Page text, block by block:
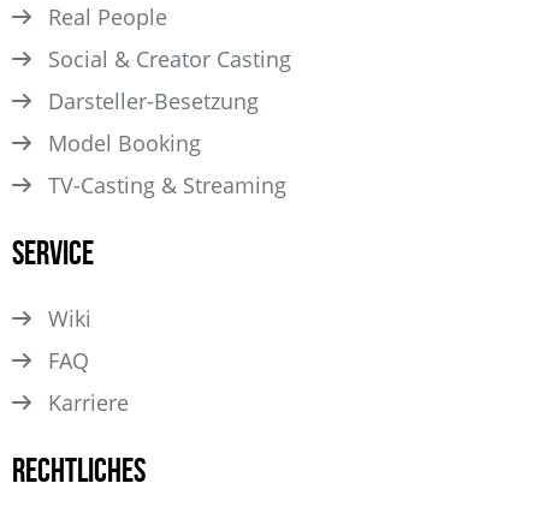
Real People
Social & Creator Casting
Darsteller­-Besetzung
Model Booking
TV-Casting & Streaming
Service
Wiki
FAQ
Karriere
Rechtliches